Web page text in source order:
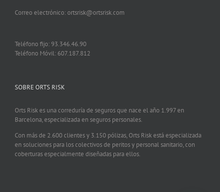
Correo electrónico: ortsrisk@ortsrisk.com
Teléfono fijo: 93.346.46.90
Teléfono Móvil: 607.187.812
SOBRE ORTS RISK
Orts Risk es una correduría de seguros que nace el año 1.997 en
Barcelona, especializada en seguros personales.
Con más de 2.600 clientes y 3.150 pólizas, Orts Risk está especializada
en soluciones para los colectivos de peritos y personal sanitario, con
coberturas especialmente diseñadas para ellos.